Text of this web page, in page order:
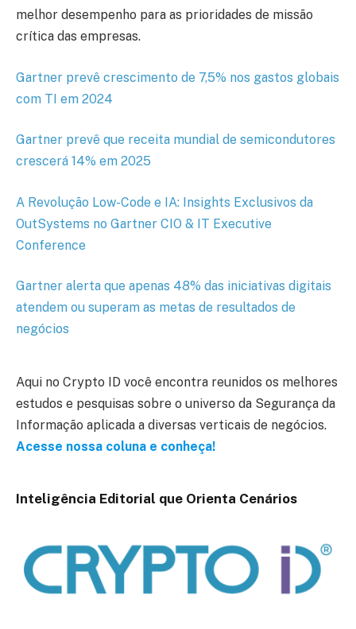
melhor desempenho para as prioridades de missão
crítica das empresas.
Gartner prevê crescimento de 7,5% nos gastos globais
com TI em 2024
Gartner prevê que receita mundial de semicondutores
crescerá 14% em 2025
A Revolução Low-Code e IA: Insights Exclusivos da
OutSystems no Gartner CIO & IT Executive
Conference
Gartner alerta que apenas 48% das iniciativas digitais
atendem ou superam as metas de resultados de
negócios
Aqui no Crypto ID você encontra reunidos os melhores
estudos e pesquisas sobre o universo da Segurança da
Informação aplicada a diversas verticais de negócios.
Acesse nossa coluna e conheça!
Inteligência Editorial que Orienta Cenários